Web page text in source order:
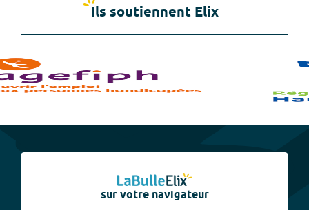
Ils soutiennent Elix
sur votre navigateur